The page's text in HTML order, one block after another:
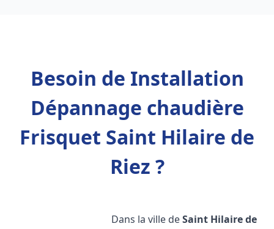
Besoin de Installation
Dépannage chaudière
Frisquet Saint Hilaire de
Riez ?
Dans la ville deSaint Hilaire de